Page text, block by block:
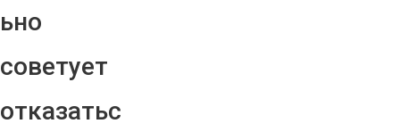
ьно
советует
отказатьс